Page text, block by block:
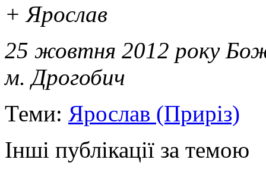
+ Ярослав
25 жовтня 2012 року
м. Дрогобич
Теми: Ярослав (Приріз)
Інші публікації за темою